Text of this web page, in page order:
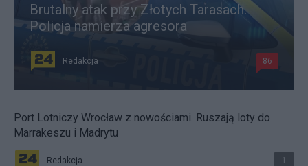
Brutalny atak przy Złotych Tarasach.
Policja namierza agresora
Redakcja 86
Port Lotniczy Wrocław z nowościami. Ruszają loty do
Marrakeszu i Madrytu
Redakcja 1